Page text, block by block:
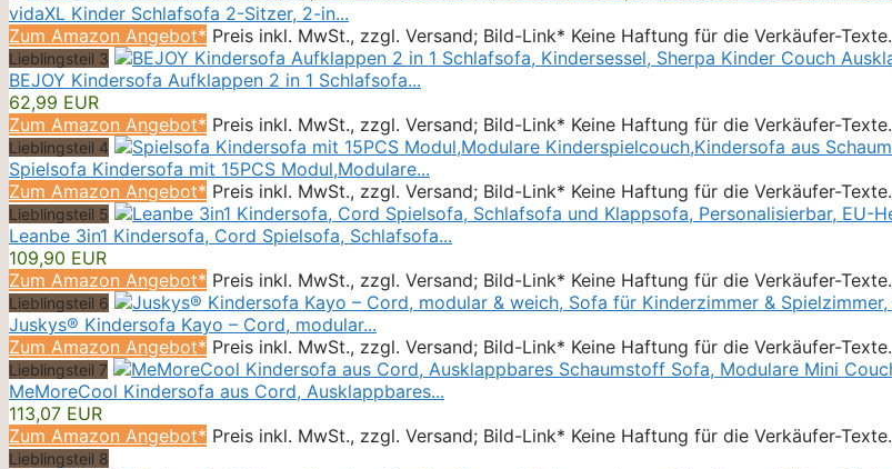
vidaXL Kinder Schlafsofa 2-Sitzer, 2-in...
Zum Amazon Angebot* Preis inkl. MwSt., zzgl. Versand; Bild-Link* Keine Haftung für die Verkäufer-Texte.
Lieblingsteil 3
BEJOY Kindersofa Aufklappen 2 in 1 Schlafsofa...
62,99 EUR
Zum Amazon Angebot* Preis inkl. MwSt., zzgl. Versand; Bild-Link* Keine Haftung für die Verkäufer-Texte.
Lieblingsteil 4
Spielsofa Kindersofa mit 15PCS Modul,Modulare...
Zum Amazon Angebot* Preis inkl. MwSt., zzgl. Versand; Bild-Link* Keine Haftung für die Verkäufer-Texte.
Lieblingsteil 5
Leanbe 3in1 Kindersofa, Cord Spielsofa, Schlafsofa...
109,90 EUR
Zum Amazon Angebot* Preis inkl. MwSt., zzgl. Versand; Bild-Link* Keine Haftung für die Verkäufer-Texte.
Lieblingsteil 6
Juskys® Kindersofa Kayo – Cord, modular...
Zum Amazon Angebot* Preis inkl. MwSt., zzgl. Versand; Bild-Link* Keine Haftung für die Verkäufer-Texte.
Lieblingsteil 7
MeMoreCool Kindersofa aus Cord, Ausklappbares...
113,07 EUR
Zum Amazon Angebot* Preis inkl. MwSt., zzgl. Versand; Bild-Link* Keine Haftung für die Verkäufer-Texte.
Lieblingsteil 8